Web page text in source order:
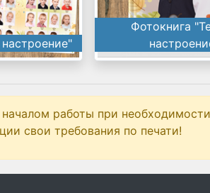
Фотокнига
работы при
свои требования по печати!